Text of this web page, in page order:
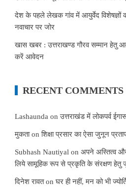
देश के पहले लेखक गांव में आयुर्वेद विशेषज्ञों
नवाचार पर जोर
खास खबर : उत्तराखण्ड गौरव सम्मान
करें आवेदन
RECENT COMMENTS
Lashaunda onउत्तराखंड में लोकपर्व
मुकताonशिक्षा प्रसार का ऐसा जुनून
Subhash Nautiyal on अपने अस्तित्व
लिये सामूहिक रूप से प्रकृति के संरक्षण हेतु
दिनेश रावतonघर ही नहीं, मन को भी